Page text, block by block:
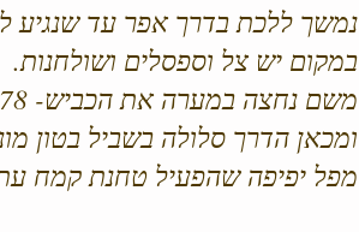
נמשך ללכת בדרך אפר עד שנגיע
במקום יש צל וספסלים ושולחנות.
משם נחצה במערה את הכביש- 7078
ומכאן הדרך סלולה בשביל בטון
מפל יפיפה שהפעיל טחנת קמח